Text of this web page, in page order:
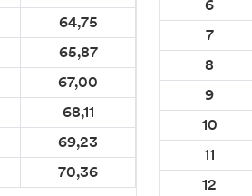
64,75
65,87
67,00
68,11
69,23
70,36
6
7
8
9
10
11
12